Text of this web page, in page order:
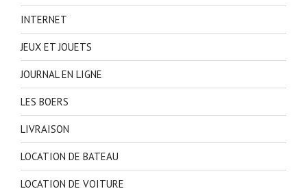
INTERNET
JEUX ET JOUETS
JOURNAL EN LIGNE
LES BOERS
LIVRAISON
LOCATION DE BATEAU
LOCATION DE VOITURE